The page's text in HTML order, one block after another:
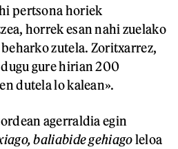
pertsona horiek
horrek esan nahi zuelako
zutela. Zoritxarrez,
gure hirian 200
dutela lo kalean».
agerraldia egin
baliabide gehiagoleloa